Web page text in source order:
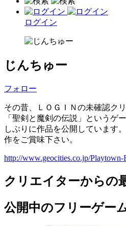
ログイン
じんちゅー
フォロー
その昔、ＬＯＧＩＮの未確認ク
「聖剣と魔剣の伝説」というゲ
しぶりに作品を公開しています
作をご賞味下さい。
http://www.geocities.co.jp/Playtown-
クリエイターからの
公開中のフリーゲー